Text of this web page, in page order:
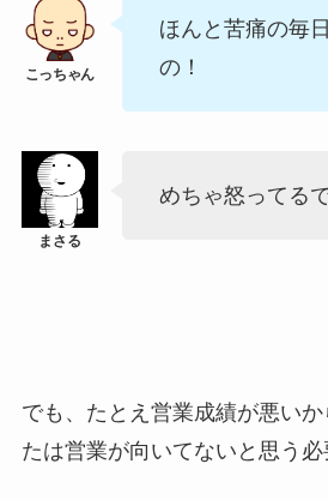
ほんと苦痛の毎
の！
めちゃ怒ってる
でも、たとえ営業成績が悪い
たは営業が向いてないと思う必